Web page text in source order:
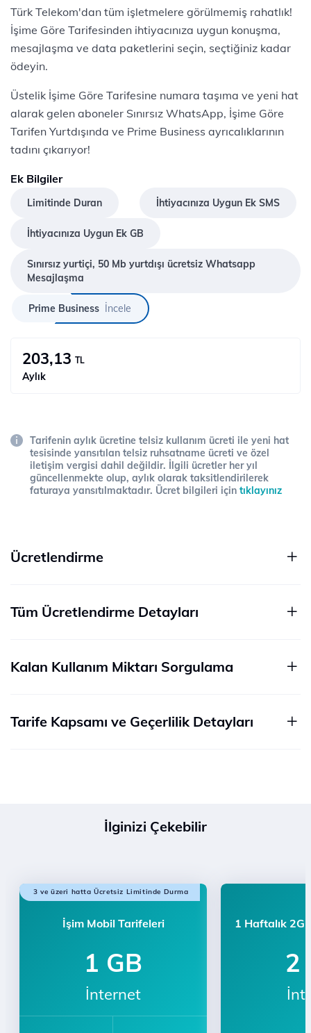
Türk Telekom'dan tüm işletmelere görülmemiş rahatlık!
İşime Göre Tarifesinden ihtiyacınıza uygun konuşma,
mesajlaşma ve data paketlerini seçin, seçtiğiniz kadar
ödeyin.
Üstelik İşime Göre Tarifesine numara taşıma ve yeni hat
alarak gelen aboneler Sınırsız WhatsApp, İşime Göre
Tarifen Yurtdışında ve Prime Business ayrıcalıklarının
tadını çıkarıyor!
Ek Bilgiler
Limitinde Duran İhtiyacınıza Uygun Ek SMS
İhtiyacınıza Uygun Ek GB
Sınırsız yurtiçi, 50 Mb yurtdışı ücretsiz Whatsapp
Mesajlaşma
Prime Business İncele
203,13 TL
Aylık
Tarifenin aylık ücretine telsiz kullanım ücreti ile yeni hat
tesisinde yansıtılan telsiz ruhsatname ücreti ve özel
iletişim vergisi dahil değildir. İlgili ücretler her yıl
güncellenmekte olup, aylık olarak taksitlendirilerek
faturaya yansıtılmaktadır. Ücret bilgileri için tıklayınız
Ücretlendirme
Tüm Ücretlendirme Detayları
Kalan Kullanım Miktarı Sorgulama
Tarife Kapsamı ve Geçerlilik Detayları
İlginizi Çekebilir
3 ve üzeri hatta Ücretsiz Limitinde Durma
İşim Mobil Tarifeleri
1 GB
İnternet
1 Haftalık
2